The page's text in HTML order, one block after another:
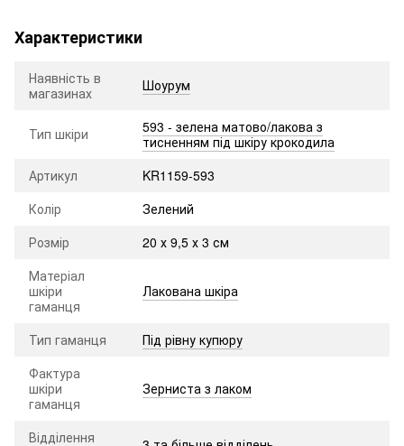
Характеристики
Наявність в
магазинах
Шоурум
Тип шкіри
593 - зелена матово/лакова з
тисненням під шкіру крокодила
Артикул
KR1159-593
Колір
Зелений
Розмір
20 х 9,5 х 3 см
Матеріал
шкіри
гаманця
Лакована шкіра
Тип гаманця
Під рівну купюру
Фактура
шкіри
гаманця
Зерниста з лаком
Відділення